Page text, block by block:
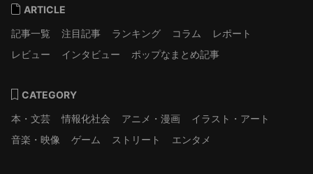
ARTICLE
記事一覧
注目記事 ランキング コラム
レポート
レビュー
インタビュー ポップなまとめ記事
CATEGORY
本・文芸
情報化社会 アニメ・漫画
イラスト・アート
音楽・映像
ゲーム ストリート エンタメ